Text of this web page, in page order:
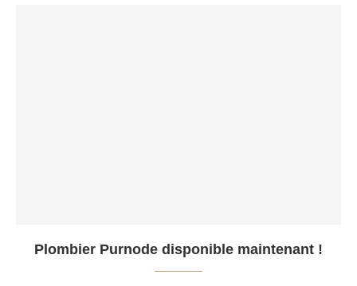
Plombier Purnode disponible maintenant !